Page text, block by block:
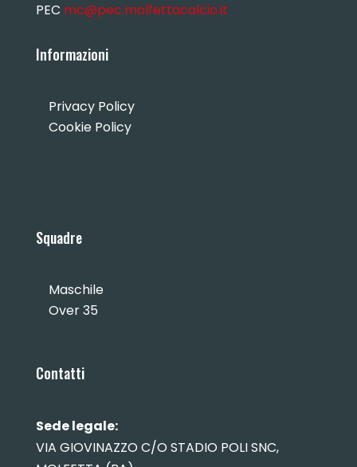
PEC mc@pec.molfettacalcio.it
Informazioni
Privacy Policy
Cookie Policy
Squadre
Maschile
Over 35
Contatti
Sede legale:
VIA GIOVINAZZO C/O STADIO POLI SNC,